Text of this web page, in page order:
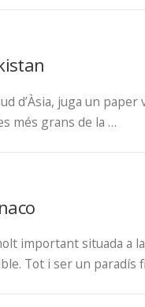
d’Àsia, juga un
més grans de la …
important situada a
Tot i ser un paradís